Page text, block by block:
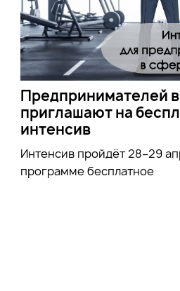
Предпринимателей
приглашают на
интенсив
Интенсив пройдёт 28–29
программе бесплатное